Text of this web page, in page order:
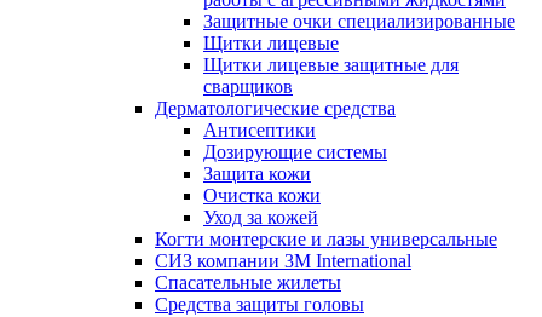
Защитные очки специализированные
Щитки лицевые
Щитки лицевые защитные для
сварщиков
Дерматологические средства
Антисептики
Дозирующие системы
Защита кожи
Очистка кожи
Уход за кожей
Когти монтерские и лазы универсальные
СИЗ компании 3М International
Спасательные жилеты
Средства защиты головы